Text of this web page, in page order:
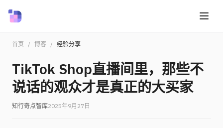
首页 / 博客 / 经验分享
TikTok Shop直播间里，那些不
说话的观众才是真正的大买家
知行奇点智库2025年9月27日